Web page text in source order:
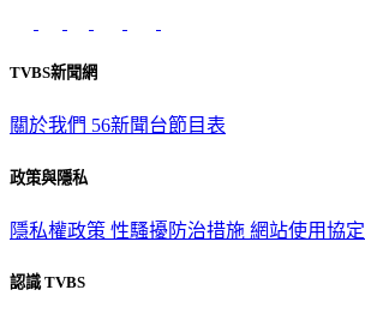
TVBS新聞網
關於我們 56新聞台節目表
政策與隱私
隱私權政策 性騷擾防治措施 網站使用協定
認識 TVBS